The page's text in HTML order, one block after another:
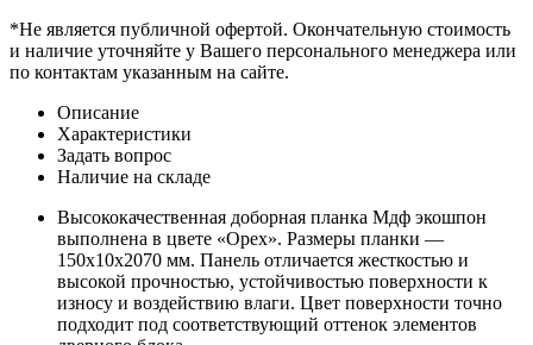
*Не является публичной офертой. Окончательную стоимость
и наличие уточняйте у Вашего персонального менеджера или
по контактам указанным на сайте.
Описание
Характеристики
Задать вопрос
Наличие на складе
Высококачественная доборная планка Мдф экошпон
выполнена в цвете «Орех». Размеры планки —
150х10х2070 мм. Панель отличается жесткостью и
высокой прочностью, устойчивостью поверхности к
износу и воздействию влаги. Цвет поверхности точно
подходит под соответствующий оттенок элементов